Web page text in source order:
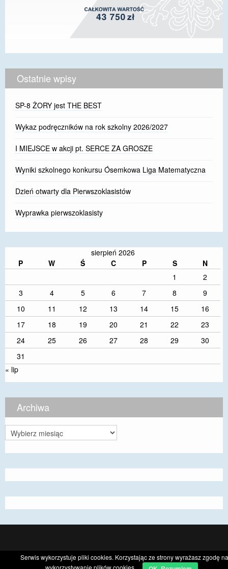
Ostatnie wpisy
SP-8 ŻORY jest THE BEST
Wykaz podręczników na rok szkolny 2026/2027
I MIEJSCE w akcji pt. SERCE ZA GROSZE
Wyniki szkolnego konkursu Ósemkowa Liga Matematyczna
Dzień otwarty dla Pierwszoklasistów
Wyprawka pierwszoklasisty
sierpień 2026
P
W Ś C P S
N
1
2
3
4 5 6 7 8
9
10
11 12 13 14 15
16
17
18 19 20 21 22
23
24
25 26 27 28 29
30
31
« lip
Archiwa
Archiwa
CyberChimps ©2026
Serwis wykorzystuje pliki cookies. Korzystając ze strony wyrażasz zgodę na